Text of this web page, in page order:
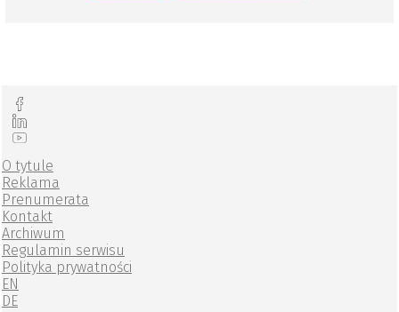
O tytule
Reklama
Prenumerata
Kontakt
Archiwum
Regulamin serwisu
Polityka prywatności
EN
DE